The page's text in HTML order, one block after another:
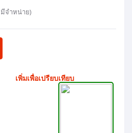
มีจำหน่าย)
เพิ่มเพื่อเปรียบเทียบ